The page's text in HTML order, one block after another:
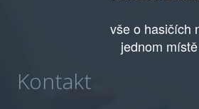
vše o hasičích
jednom místě
Kontakt